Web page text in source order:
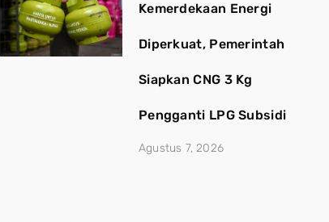
Kemerdekaan Energi
Diperkuat, Pemerintah
Siapkan CNG 3 Kg
Pengganti LPG Subsidi
Agustus 7, 2026